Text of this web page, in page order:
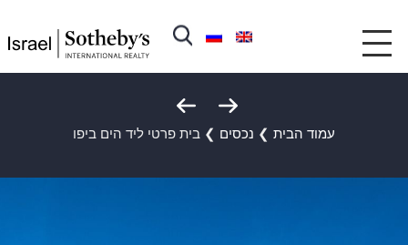
עמוד הבית ❯ נכסים ❯ בית פרטי ליד הים ביפו